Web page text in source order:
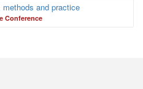
methods and practice
Conference